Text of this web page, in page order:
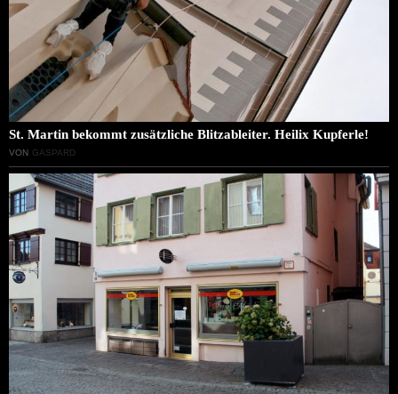
St. Martin bekommt zusätzliche Blitzableiter. Heilix Kupferle!
VON GASPARD